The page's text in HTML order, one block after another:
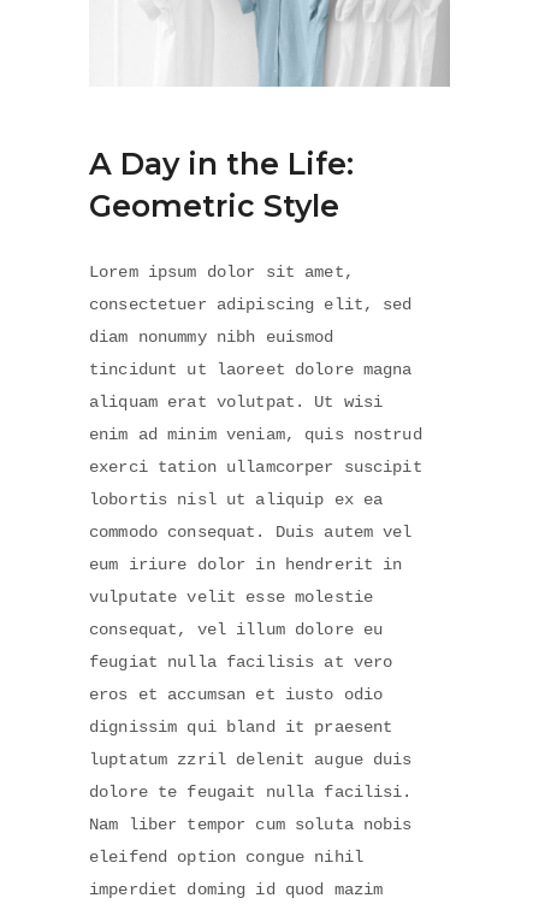
A Day in the Life:
Geometric Style
Lorem ipsum dolor sit amet,
consectetuer adipiscing elit, sed
diam nonummy nibh euismod
tincidunt ut laoreet dolore magna
aliquam erat volutpat. Ut wisi
enim ad minim veniam, quis nostrud
exerci tation ullamcorper suscipit
lobortis nisl ut aliquip ex ea
commodo consequat. Duis autem vel
eum iriure dolor in hendrerit in
vulputate velit esse molestie
consequat, vel illum dolore eu
feugiat nulla facilisis at vero
eros et accumsan et iusto odio
dignissim qui bland it praesent
luptatum zzril delenit augue duis
dolore te feugait nulla facilisi.
Nam liber tempor cum soluta nobis
eleifend option congue nihil
imperdiet doming id quod mazim